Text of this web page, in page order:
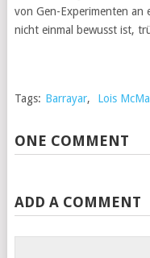
von Gen-Experimenten an
nicht einmal bewusst ist,
Tags: Barrayar, Lois
ONE COMMENT
ADD A COMMENT